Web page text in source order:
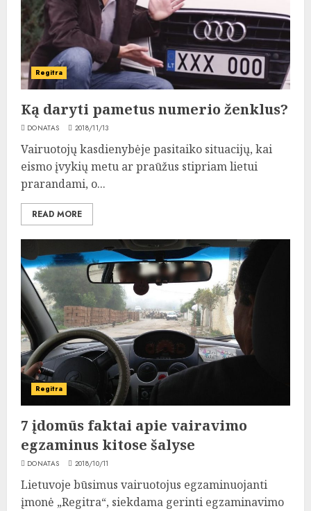
Regitra
Ką daryti pametus numerio ženklus?
DONATAS 2018/11/13
Vairuotojų kasdienybėje pasitaiko situacijų, kai
eismo įvykių metu ar praūžus stipriam lietui
prarandami, o...
READ MORE
Regitra
7 įdomūs faktai apie vairavimo
egzaminus kitose šalyse
DONATAS 2018/10/11
Lietuvoje būsimus vairuotojus egzaminuojanti
įmonė „Regitra“, siekdama gerinti egzaminavimo